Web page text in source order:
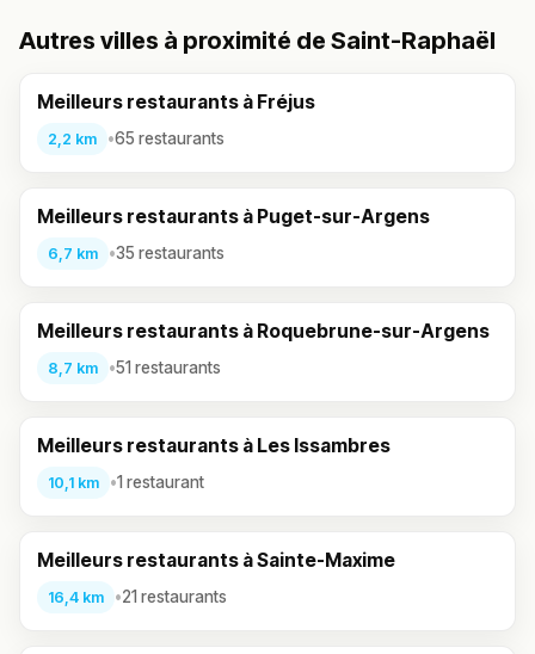
Autres villes à proximité de Saint-Raphaël
Meilleurs restaurants à Fréjus
2,2 km •65 restaurants
Meilleurs restaurants à Puget-sur-Argens
6,7 km •35 restaurants
Meilleurs restaurants à Roquebrune-sur-Argens
8,7 km •51 restaurants
Meilleurs restaurants à Les Issambres
10,1 km •1 restaurant
Meilleurs restaurants à Sainte-Maxime
16,4 km •21 restaurants